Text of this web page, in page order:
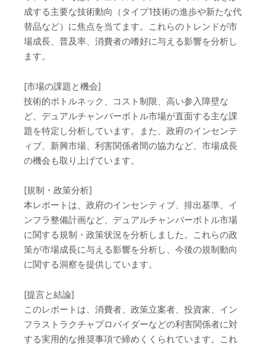
成する主要な技術動向（タイプ1技術の進歩や新たな代
替品など）に焦点を当てます。これらのトレンドが市
場成長、普及率、消費者の嗜好に与える影響を分析し
ます。
[市場の課題と機会]
技術的ボトルネック、コスト制限、高い参入障壁な
ど、デュアルチャンバーボトル市場が直面する主な課
題を特定し分析しています。また、政府のインセンテ
ィブ、新興市場、利害関係者間の協力など、市場成長
の機会も取り上げています。
[規制・政策分析]
本レポートは、政府のインセンティブ、排出基準、イ
ンフラ整備計画など、デュアルチャンバーボトル市場
に関する規制・政策状況を分析しました。これらの政
策が市場成長に与える影響を分析し、今後の規制動向
に関する洞察を提供しています。
[提言と結論]
このレポートは、消費者、政策立案者、投資家、イン
フラストラクチャプロバイダーなどの利害関係者に対
する実用的な推奨事項で締めくくられています。これ